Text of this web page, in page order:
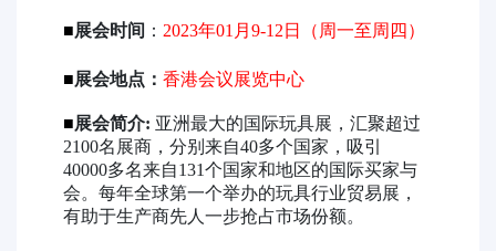
■展会时间 ： 2023年01 月 9-12 日（周一至周四）
■展会地点： 香港会议展览中心
■展会简介: 亚洲最大的国际玩具展，汇聚超过
2100名展商，分别来自40多个国家，吸引
40000多名来自131个国家和地区的国际买家与
会。每年全球第一个举办的玩具行业贸易展，
有助于生产商先人一步抢占市场份额。